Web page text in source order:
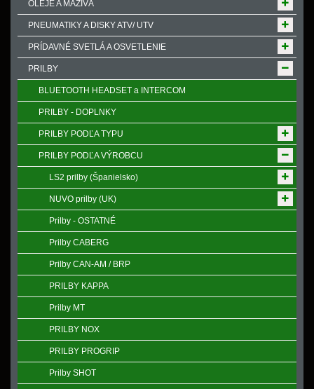
OLEJE A MAZIVÁ
PNEUMATIKY A DISKY ATV/ UTV
PRÍDAVNÉ SVETLÁ A OSVETLENIE
PRILBY
BLUETOOTH HEADSET a INTERCOM
PRILBY - DOPLNKY
PRILBY PODĽA TYPU
PRILBY PODĽA VÝROBCU
LS2 prilby (Španielsko)
NUVO prilby (UK)
Prilby - OSTATNÉ
Prilby CABERG
Prilby CAN-AM / BRP
PRILBY KAPPA
Prilby MT
PRILBY NOX
PRILBY PROGRIP
Prilby SHOT